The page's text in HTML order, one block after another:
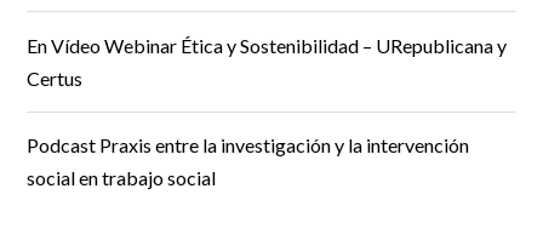
En Vídeo Webinar Ética y Sostenibilidad – URepublicana y
Certus
Podcast Praxis entre la investigación y la intervención
social en trabajo social